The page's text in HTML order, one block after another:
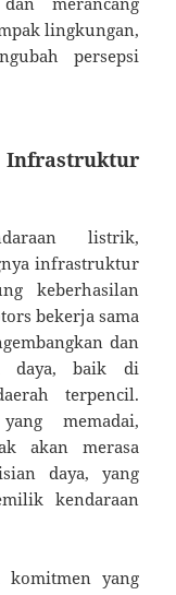
lingkungan,
persepsi
listrik,
infrastruktur
keberhasilan
bekerja sama
dan
daya, baik di
terpencil.
memadai,
akan merasa
daya, yang
kendaraan
yang